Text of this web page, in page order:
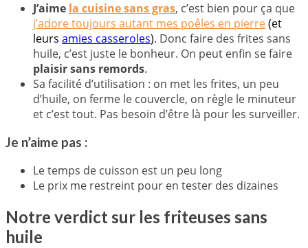
J’aime la cuisine sans gras, c’est bien pour ça que
j’adore toujours autant mes poêles en pierre(et
leurs amies casseroles). Donc faire des frites sans
huile, c’est juste le bonheur. On peut enfin se faire
plaisir sans remords.
Sa facilité d’utilisation : on met les frites, un peu
d’huile, on ferme le couvercle, on règle le minuteur
et c’est tout. Pas besoin d’être là pour les surveiller.
Je n’aime pas :
Le temps de cuisson est un peu long
Le prix me restreint pour en tester des dizaines
Notre verdict sur les friteuses sans
huile